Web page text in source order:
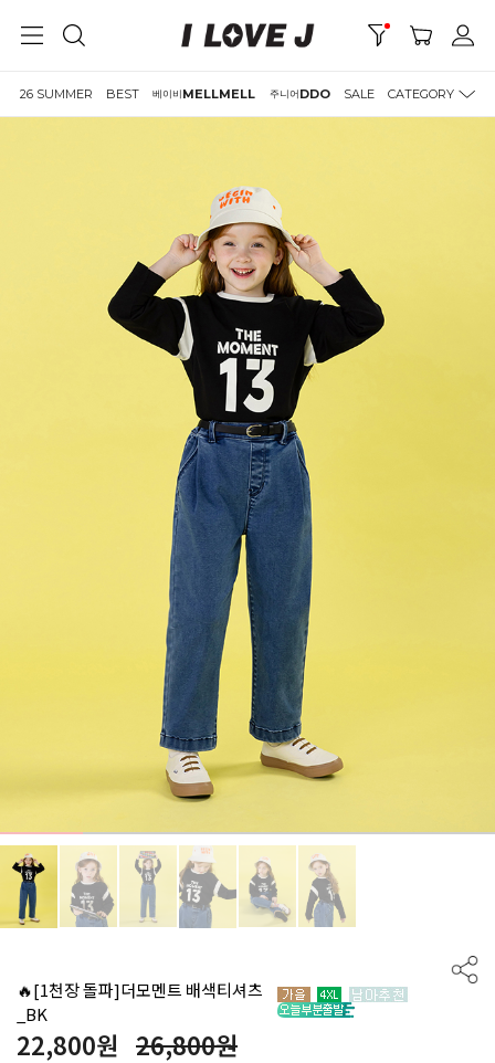
26 SUMMER BEST 베이비MELLMELL 주니어DDO SALE CATEGORY
🔥[1천장 돌파]더모멘트 배색티셔츠
_BK
22,800원 26,800원